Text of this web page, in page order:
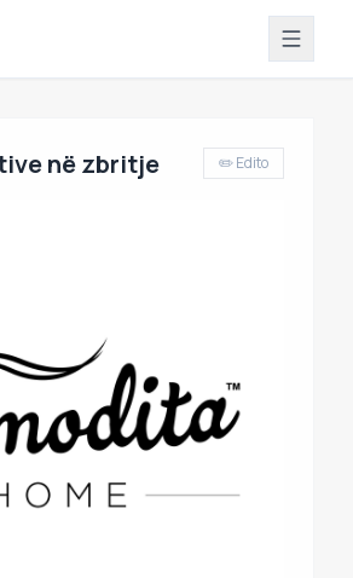
në zbritje ✏️ Edito